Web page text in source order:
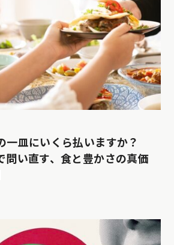
一皿にいくら払いますか？
問い直す、食と豊かさの真価